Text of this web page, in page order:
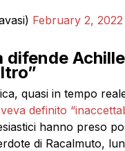
February 2, 2022
difende
quasi in tempo
definito
hanno preso
di Racalmuto,